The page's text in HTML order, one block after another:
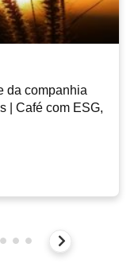
da companhia
| Café com ESG,